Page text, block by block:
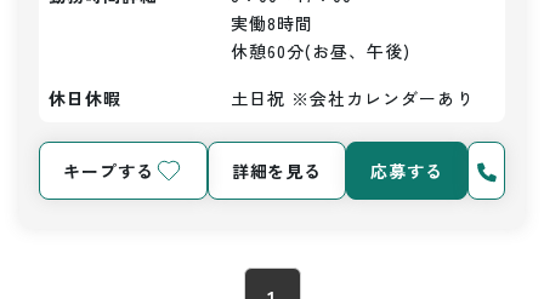
実働8時間
休憩60分(お昼、午後)
休日休暇
土日祝 ※会社カレンダーあり
キープする 詳細を見る 応募する